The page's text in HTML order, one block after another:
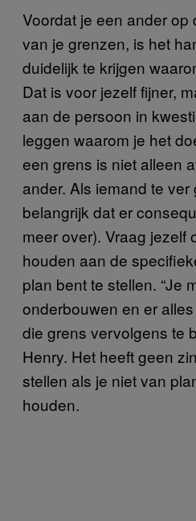
Voordat je een ander op
van je grenzen, is het
duidelijk te krijgen
Dat is voor jezelf fijner,
aan de persoon in
leggen waarom je het
een grens is niet alleen
ander. Als iemand te ver
belangrijk dat er
meer over). Vraag jezelf
houden aan de
plan bent te stellen. “Je
onderbouwen en er
die grens vervolgens te
Henry. Het heeft geen
stellen als je niet van
houden.